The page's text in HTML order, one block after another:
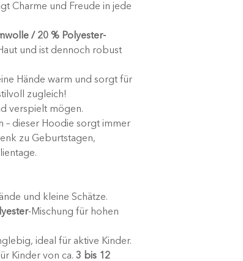
Charme und Freude in jede
/ 20 % Polyester-
und ist dennoch robust
Hände warm und sorgt für
zugleich!
verspielt mögen.
– dieser Hoodie sorgt immer
zu Geburtstagen,
und kleine Schätze.
-Mischung für hohen
ideal für aktive Kinder.
Kinder von ca. 3 bis 12